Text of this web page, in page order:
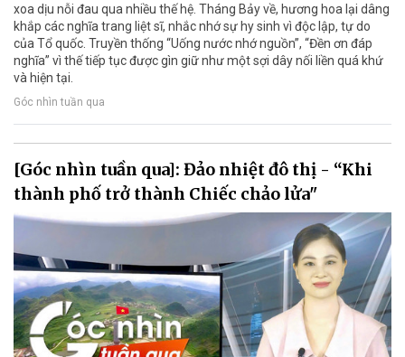
xoa dịu nỗi đau qua nhiều thế hệ. Tháng Bảy về, hương hoa lại dâng
khắp các nghĩa trang liệt sĩ, nhắc nhớ sự hy sinh vì độc lập, tự do
của Tổ quốc. Truyền thống “Uống nước nhớ nguồn”, “Đền ơn đáp
nghĩa” vì thế tiếp tục được gìn giữ như một sợi dây nối liền quá khứ
và hiện tại.
Góc nhìn tuần qua
[Góc nhìn tuần qua]: Đảo nhiệt đô thị - “Khi
thành phố trở thành Chiếc chảo lửa"